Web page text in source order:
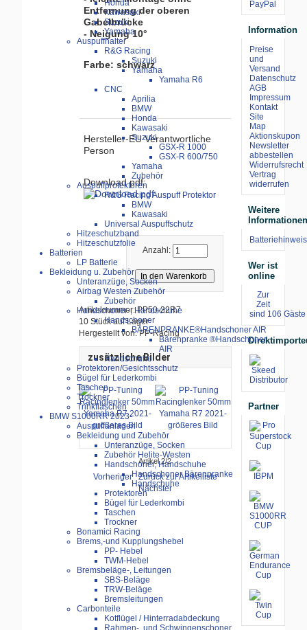
Honda
Kawasaki
Suzuki
Yamaha
Auspuffhalter
R&G Racing
Suzuki
Yamaha
Yamaha R6
CNC
Aprilia
BMW
Honda
Kawasaki
Suzuki
GSX-R 1000
GSX-R 600/750
Yamaha
Zubehör
Auspuffprotektoren
R&G Racing Auspuff Protektor
BMW
Kawasaki
Universal Auspuffschutz
Hitzeschutzband
Hitzeschutzfolie
Batterien
LP Batterie
Bekleidung u. Zubehör
Unteranzüge, Socken
Airbag Westen Zubehör
Zubehör
Handschoner-, Handschuhe
Handschoner
BÄRENPRANKE®Handschoner AIR
Bärenpranke ®Handschoner
AIR
Handschuhe
Protektoren/Gesichtsschutz
Bügel für Lederkombi
Taschen
Trockner
Trinkflaschen
BMW S1000RR 2023-
Auspuffanlagen
Bekleidung und Zubehör
Unteranzüge, Socken
Zubehör Helite-Westen
Handschoner, Handschuhe
Handschoner Bärenpranke
Handschuhe
Protektoren
Bügel für Lederkombi
Taschen
Trockner
Bonamici Racing
Brems,-und Kupplungshebel
PP- Hebel
TWM-Hebel
Bremsbeläge-, Leitungen
SBS-Beläge
TRW-Beläge
Bremsleitungen
Carbonteile
Kotflügel / Hinterradabdeckung
Rahmen-, und Schwingenschoner
Entfernung der oberen
Gabelbrücke
- Neigung 10°
Farbe: schwarz
Hersteller-EU Verantwortliche
Person
Download pdf:
Anzahl:
Artikelnummer: PP50-22R7
10 Stück auf Lager
Hergestellt von: PP-Racing
zusätzliche Bilder
größeres Bild größeres Bild
Artikel 2/2
Vorheriger Zurück zur Artikelliste
Nächster
Information
Preise
und
Versand
Datenschutz
AGB
Impressum
Kontakt
Site
Map
Aktionskupon
Newsletter
abbestellen
Widerrufsrecht
Vertrag
widerrufen
Weitere
Batteriehinweis
Wer ist
online
Zur
Zeit
sind 106
Partner